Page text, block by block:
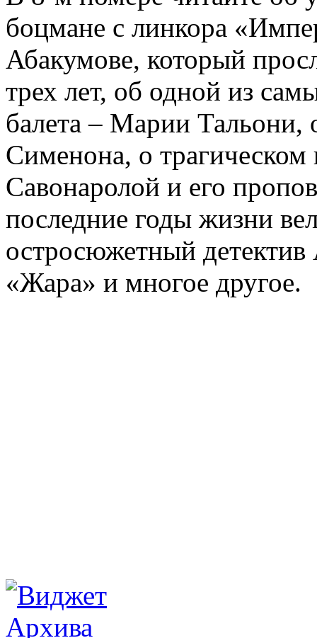
боцмане с линкора
Абакумове, который
трех лет, об одной из
балета – Марии
Сименона, о трагическом
Савонаролой и его
последние годы жизни
остросюжетный детектив
«Жара» и многое другое.